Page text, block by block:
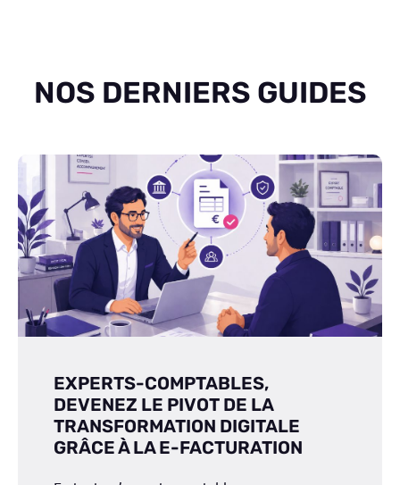
NOS DERNIERS GUIDES
EXPERTS-COMPTABLES,
DEVENEZ LE PIVOT DE LA
TRANSFORMATION DIGITALE
GRÂCE À LA E-FACTURATION